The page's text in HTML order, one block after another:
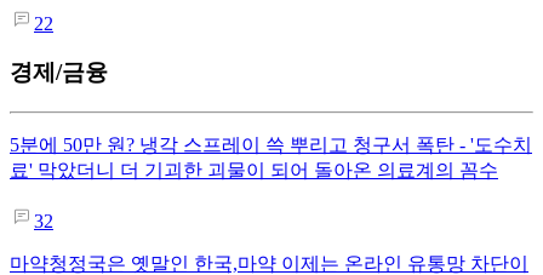
22
경제/금융
5분에 50만 원? 냉각 스프레이 쓱 뿌리고 청구서 폭탄 - '도수치
료' 막았더니 더 기괴한 괴물이 되어 돌아온 의료계의 꼼수
32
마약청정국은 옛말인 한국,마약 이제는 온라인 유통망 차단이